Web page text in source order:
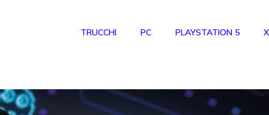
TRUCCHI PC PLAYSTATION 5